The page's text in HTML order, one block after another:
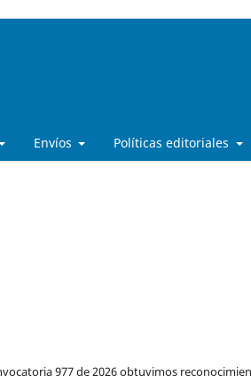
Envíos Políticas editoriales
977 de 2026 obtuvimos